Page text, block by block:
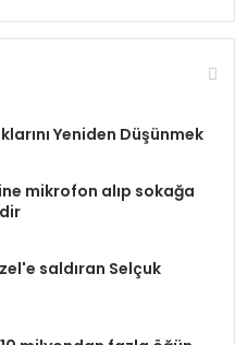
Yeniden Düşünmek
mikrofon alıp sokağa
saldıran Selçuk